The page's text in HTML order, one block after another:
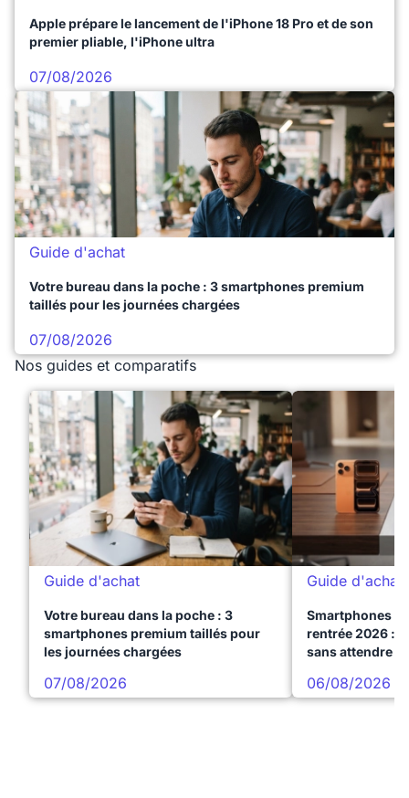
Apple prépare le lancement de l'iPhone 18 Pro et de son
premier pliable, l'iPhone ultra
07/08/2026
Guide d'achat
Votre bureau dans la poche : 3 smartphones premium
taillés pour les journées chargées
07/08/2026
Nos guides et comparatifs
Guide d'achat
Votre bureau dans la poche : 3
smartphones premium taillés pour
les journées chargées
07/08/2026
Guide d'achat
Smartphones
rentrée 2026 :
sans attendre
06/08/2026